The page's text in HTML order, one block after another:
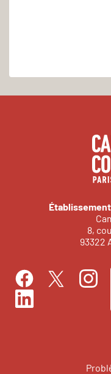
8,
93322
FacebookTwitter
LinkedIn